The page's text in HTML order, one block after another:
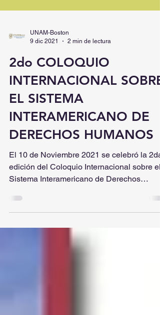
9 dic 2021
2 min de lectura
2do COLOQUIO
INTERNACIONAL SOBRE
EL SISTEMA
INTERAMERICANO DE
DERECHOS HUMANOS
El 10 de Noviembre 2021 se celebró la 2da
Humanos en...